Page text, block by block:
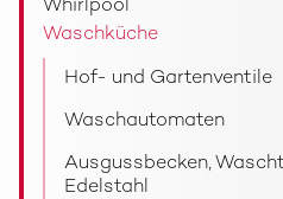
Whirlpool
Waschküche
Hof- und Gartenventile
Waschautomaten
Ausgussbecken,
Edelstahl